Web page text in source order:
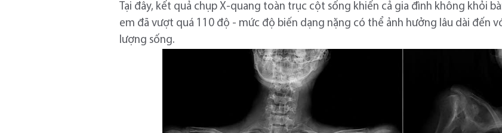
Tại đây, kết quả chụp X-quang toàn trục cột sống khiến cả gia đình không khỏi
em đã vượt quá 110 độ - mức độ biến dạng nặng có thể ảnh hưởng lâu dài đến
lượng sống.